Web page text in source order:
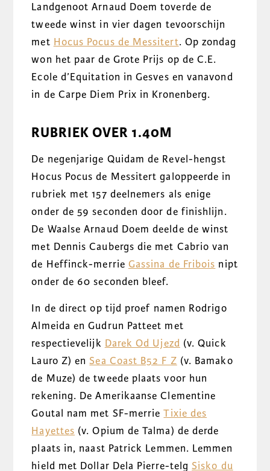
Landgenoot Arnaud Doem toverde de
tweede winst in vier dagen tevoorschijn
met Hocus Pocus de Messitert. Op zondag
won het paar de Grote Prijs op de C.E.
Ecole d’Equitation in Gesves en vanavond
in de Carpe Diem Prix in Kronenberg.
RUBRIEK OVER 1.40M
De negenjarige Quidam de Revel-hengst
Hocus Pocus de Messitert galoppeerde in
rubriek met 157 deelnemers als enige
onder de 59 seconden door de finishlijn.
De Waalse Arnaud Doem deelde de winst
met Dennis Caubergs die met Cabrio van
de Heffinck-merrie Gassina de Fribois nipt
onder de 60 seconden bleef.
In de direct op tijd proef namen Rodrigo
Almeida en Gudrun Patteet met
respectievelijk Darek Od Ujezd (v. Quick
Lauro Z) enSea Coast B52 F Z (v. Bamako
de Muze) de tweede plaats voor hun
rekening. De Amerikaanse Clementine
Goutal nam met SF-merrieTixie des
Hayettes (v. Opium de Talma) de derde
plaats in, naast Patrick Lemmen. Lemmen
hield met Dollar Dela Pierre-telgSisko du